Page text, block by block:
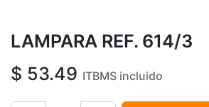
LAMPARA REF. 614/3
$ 53.49 ITBMS incluido